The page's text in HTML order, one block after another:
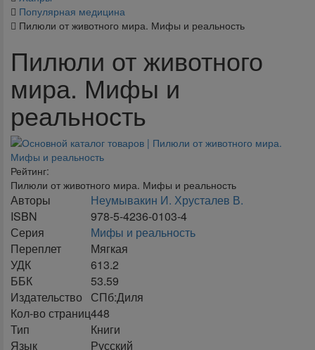
Популярная медицина
Пилюли от животного мира. Мифы и реальность
Пилюли от животного
мира. Мифы и
реальность
Рейтинг:
Пилюли от животного мира. Мифы и реальность
Авторы
Неумывакин И. Хрусталев В.
ISBN
978-5-4236-0103-4
Серия
Мифы и реальность
Переплет
Мягкая
УДК
613.2
ББК
53.59
Издательство
СПб:Диля
Кол-во страниц448
Тип
Книги
Язык
Русский